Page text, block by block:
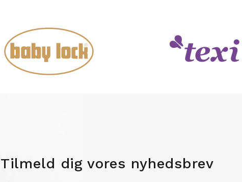
Tilmeld dig vores nyhedsbrev